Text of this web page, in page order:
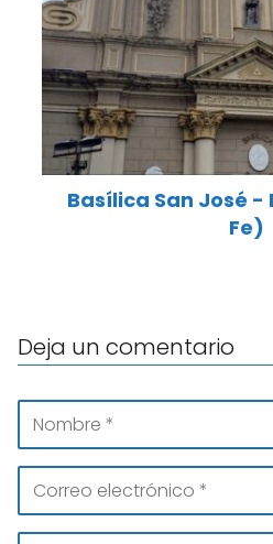
Basílica San José -
Fe)
Deja un comentario